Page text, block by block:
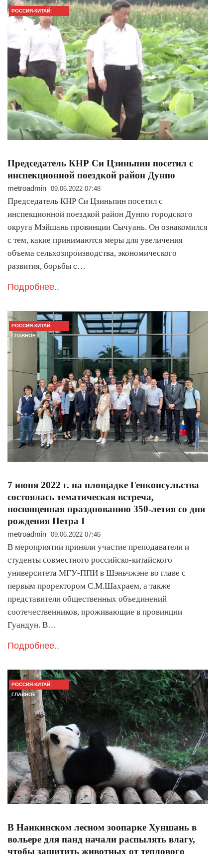
РОССИЯ-КИТАЙ:
ГЛАВНОЕ
Председатель КНР Си Цзиньпин посетил с
инспекционной поездкой район Дунпо
metroadmin 09.06.2022 07:48
Председатель КНР Си Цзиньпин посетил с
инспекционной поездкой район Дунпо городского
округа Мэйшань провинции Сычуань. Он ознакомился
с тем, какие принимаются меры для увеличения
объема сельхозпроизводства, экономического
развития, борьбы с…
Подробнее..
РОССИЯ-КИТАЙ:
ГЛАВНОЕ
7 июня 2022 г. на площадке Генконсульства
состоялась тематическая встреча,
посвященная празднованию 350-летия со дня
рождения Петра I
metroadmin 09.06.2022 07:46
В мероприятии приняли участие преподаватели и
студенты совместного российско-китайского
университета МГУ-ППИ в Шэньчжэне во главе с
первым проректором С.М.Шахраем, а также
представители общественных объединений
соотечественников, проживающие в провинции
Гуандун. В…
Подробнее..
РОССИЯ-КИТАЙ:
ГЛАВНОЕ
В Нанкинском лесном зоопарке Хуншань в
вольере для панд начали распылять влагу,
чтобы защитить животных от теплового